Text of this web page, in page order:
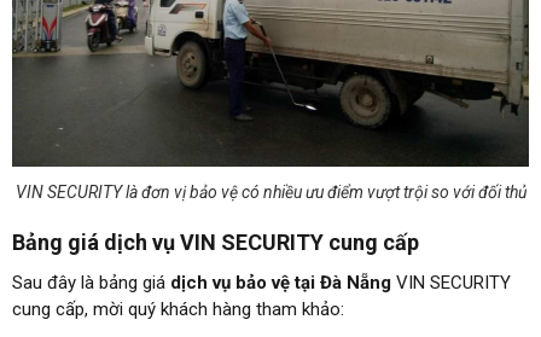
VIN SECURITY là đơn vị bảo vệ có nhiều ưu điểm vượt trội so với đối thủ
Bảng giá dịch vụ VIN SECURITY cung cấp
Sau đây là bảng giá dịch vụ bảo vệ tại Đà Nẵng VIN SECURITY
cung cấp, mời quý khách hàng tham khảo: